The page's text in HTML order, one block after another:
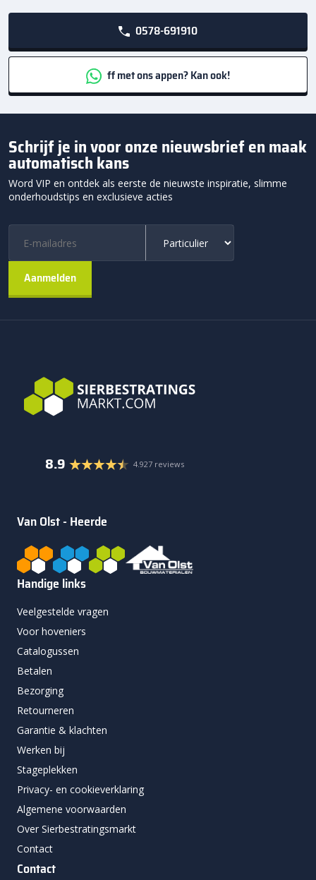
0578-691910
ff met ons appen? Kan ook!
Schrijf je in voor onze nieuwsbrief en maak
automatisch kans
Word VIP en ontdek als eerste de nieuwste inspiratie, slimme
onderhoudstips en exclusieve acties
8.9 4.927 reviews
Van Olst - Heerde
Handige links
Veelgestelde vragen
Voor hoveniers
Catalogussen
Betalen
Bezorging
Retourneren
Garantie & klachten
Werken bij
Stageplekken
Privacy- en cookieverklaring
Algemene voorwaarden
Over Sierbestratingsmarkt
Contact
Contact